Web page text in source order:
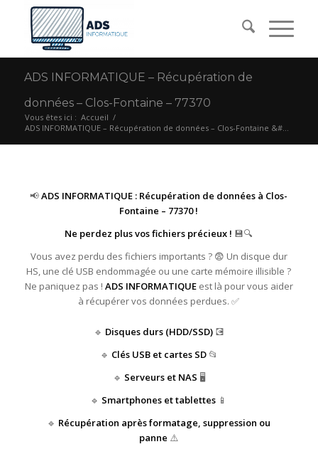
ADS INFORMATIQUE – Récupération de
données – Clos-Fontaine – 77370
Vous êtes ici : Accueil /
ADS INFORMATIQUE – Récupération de données – Clos-Fontaine &#...
📢ADS INFORMATIQUE : Récupération de données à Clos-
Fontaine – 77370 !
Ne perdez plus vos fichiers précieux ! 💾🔍
Vous avez perdu des fichiers importants ? 😨 Un disque dur
HS, une clé USB endommagée ou une carte mémoire illisible ?
Ne paniquez pas ! ADS INFORMATIQUEest là pour vous aider
à récupérer vos données perdues. ✅
🔹 Disques durs (HDD/SSD)💽
🔹 Clés USB et cartes SD📂
🔹 Serveurs et NAS 🖥️
🔹 Smartphones et tablettes 📱
🔹 Récupération après formatage, suppression ou
panne ⚠️